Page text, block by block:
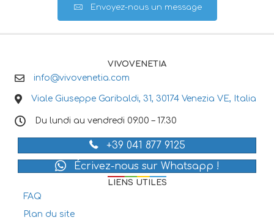
Envoyez-nous un message
VIVOVENETIA
info@vivovenetia.com
Viale Giuseppe Garibaldi, 31, 30174 Venezia VE, Italia
Du lundi au vendredi 09.00 – 17.30
+39 041 877 9125
Écrivez-nous sur Whatsapp !
LIENS UTILES
FAQ
Plan du site